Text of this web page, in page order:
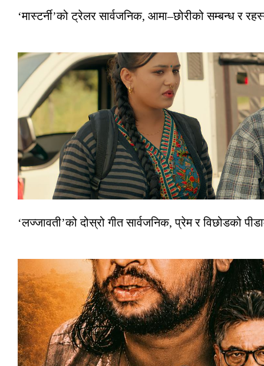
‘मास्टर्नी’को ट्रेलर सार्वजनिक, आमा–छोरीको सम्बन्ध र
‘लज्जावती’को दोस्रो गीत सार्वजनिक, प्रेम र विछोडको